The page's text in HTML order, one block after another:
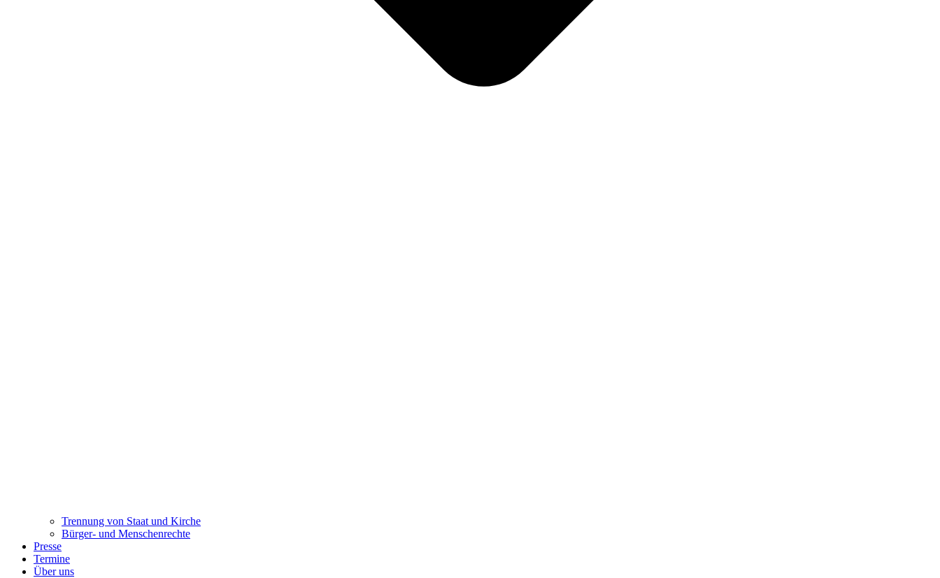
Trennung ​​​​​​​von Staat und Kirche
Bürger- und Menschenrechte
Presse
Termine
Über uns